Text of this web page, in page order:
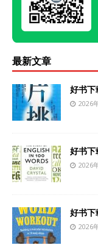
最新文章
好书
2026
好书
2026
好书
2026